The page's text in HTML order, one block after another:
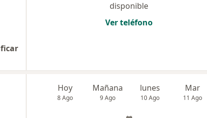
disponible
Ver teléfono
Hoy
8 Ago
Mañana
9 Ago
lunes
10 Ago
Mar
11 Ago